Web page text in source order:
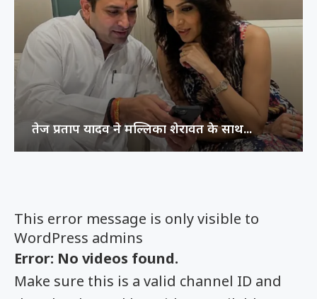
This error message is only visible to
WordPress admins
Error: No videos found.
Make sure this is a valid channel ID and
अभिनेता प्रदीप रावत का 74 वर्ष की उम्र...